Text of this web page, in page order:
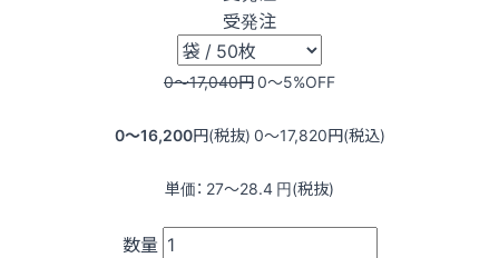
受発注
0〜17,040円0〜5%OFF
0〜16,200円(税抜) 0〜17,820円(税込)
単価： 27〜28.4 円(税抜)
数量